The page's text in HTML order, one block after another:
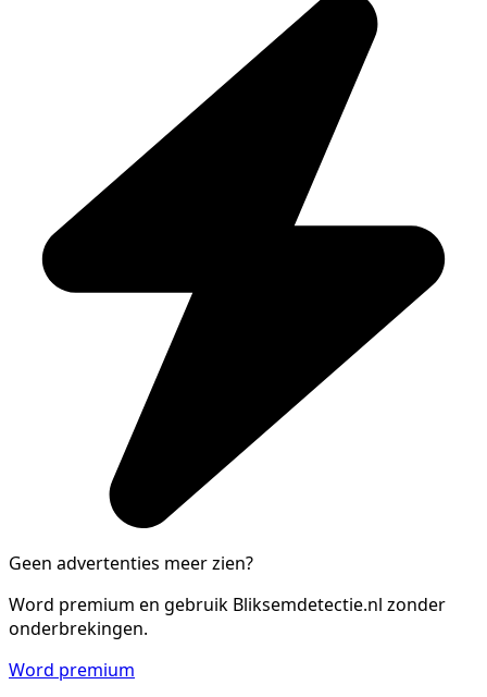
Geen advertenties meer zien?
Word premium en gebruik Bliksemdetectie.nl zonder
onderbrekingen.
Word premium